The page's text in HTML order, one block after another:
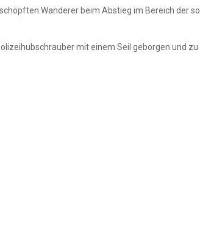
Wanderer beim Abstieg im Bereich der
mit einem Seil geborgen und zu